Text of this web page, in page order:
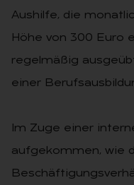
Aushilfe, die
Höhe von 300 Euro
regelmäßig
einer
Im Zuge einer
aufgekommen, wie